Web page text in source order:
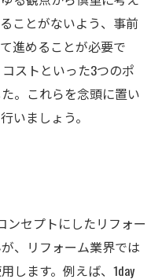
ことがないよう、事前
進めることが必要で
ストといった3つのポ
。これらを念頭に置い
いましょう。
ンセプトにしたリフォー
、リフォーム業界では
します。例えば、1day